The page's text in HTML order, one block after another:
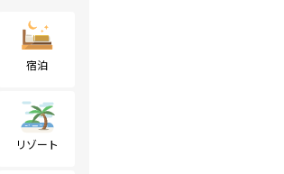
宿泊
リゾート